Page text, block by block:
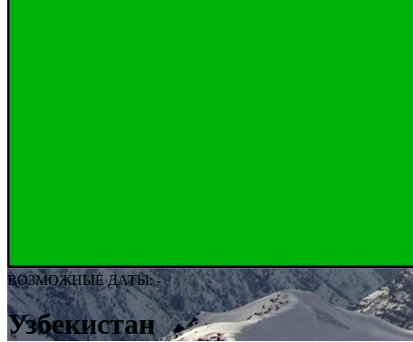
ВОЗМОЖНЫЕ ДАТЫ: -
Узбекистан